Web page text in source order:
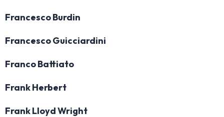
Francesco Burdin
Francesco Guicciardini
Franco Battiato
Frank Herbert
Frank Lloyd Wright